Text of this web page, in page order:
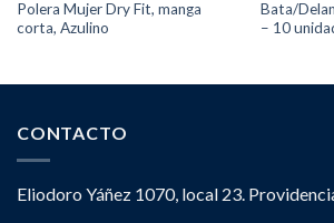
Polera Mujer Dry Fit, manga
corta, Azulino
Bata/
– 10
CONTACTO
Eliodoro Yáñez 1070, local 23.